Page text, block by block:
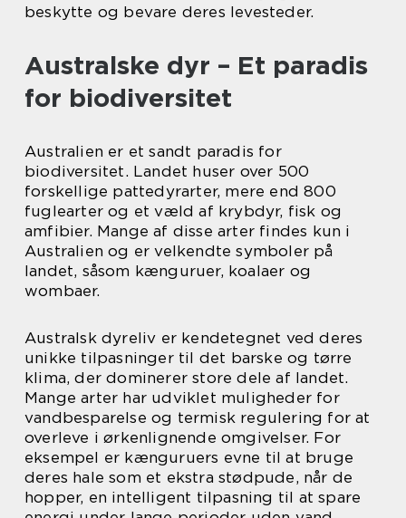
beskytte og bevare deres levesteder.
Australske dyr – Et paradis
for biodiversitet
Australien er et sandt paradis for
biodiversitet. Landet huser over 500
forskellige pattedyrarter, mere end 800
fuglearter og et væld af krybdyr, fisk og
amfibier. Mange af disse arter findes kun i
Australien og er velkendte symboler på
landet, såsom kænguruer, koalaer og
wombaer.
Australsk dyreliv er kendetegnet ved deres
unikke tilpasninger til det barske og tørre
klima, der dominerer store dele af landet.
Mange arter har udviklet muligheder for
vandbesparelse og termisk regulering for at
overleve i ørkenlignende omgivelser. For
eksempel er kænguruers evne til at bruge
deres hale som et ekstra stødpude, når de
hopper, en intelligent tilpasning til at spare